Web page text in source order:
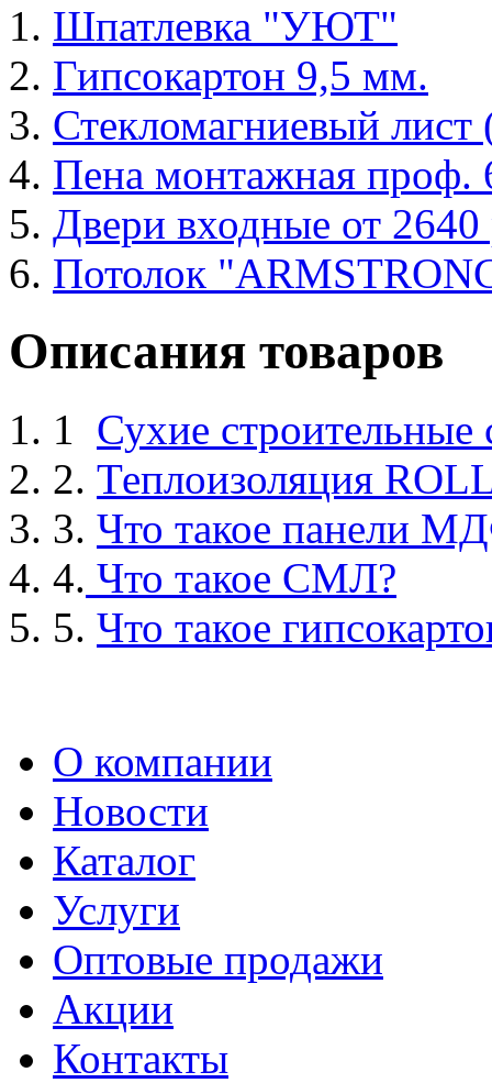
Шпатлевка "УЮТ"
Гипсокартон 9,5 мм.
Стекломагниевый
Пена монтажная проф.
Двери входные от 2640
Потолок
Описания товаров
1 Сухие
2. Теплоизоляция
3. Что такое панели
4. Что такое СМЛ?
5. Что такое
О компании
Новости
Каталог
Услуги
Оптовые продажи
Акции
Контакты